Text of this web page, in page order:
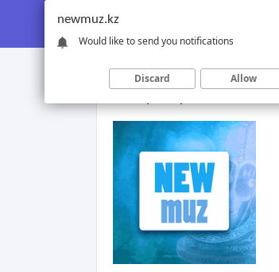
newmuz.kz
Would like to send you notifications
Discard Allow